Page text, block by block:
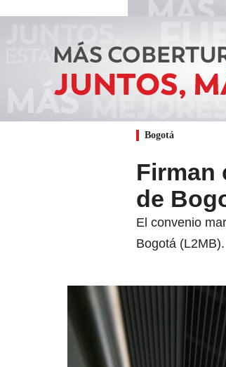
Bogotá
Firman
de
El convenio
Bogotá (L2MB).